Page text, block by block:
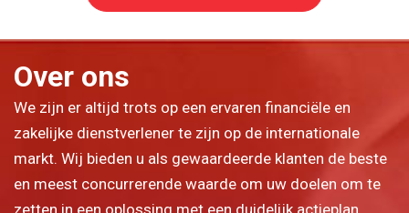
Over ons
We zijn er altijd trots op een ervaren financiële en
zakelijke dienstverlener te zijn op de internationale
markt. Wij bieden u als gewaardeerde klanten de beste
en meest concurrerende waarde om uw doelen om te
zetten in een oplossing met een duidelijk actieplan.